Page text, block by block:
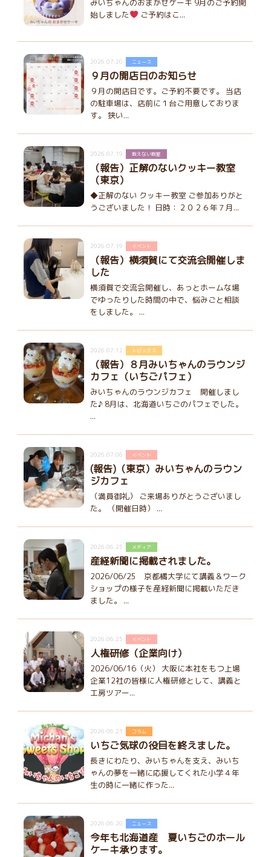
みいちゃんのおまかせケーキ 9月のご予約開
始しました
ご予約はこ...
2026.07.20 ニュース
９月の開店日のお知らせ
９月の開店日です。ご予約不要です。 当店
の駐車場は、店前に１台ご用意しておりま
す。 狭い...
2026.07.19 教えない教室
（報告）正解のないクッキー教室
（東京）
◆正解のない クッキー教室 ご参加ありがと
うございました！ 日時：２０２６年７月...
2026.07.19 イベント
（報告）横須賀にて交流会開催しま
した
横須賀で交流会開催し、あっとホームな場
でゆったりした時間の中で、悩みごと相談
をしました。 ...
2026.07.12 トピックス
（報告）８月みいちゃんのラウンジ
カフェ（いちごパフェ）
みいちゃんのラウンジカフェ 開催しまし
た♪ 8月は、北海道いちごのパフェでした。
...
2026.07.06 イベント
(報告)（東京）みいちゃんのラウン
ジカフェ
（満員御礼） ご来場ありがとうございまし
た。 （開催日時） ...
2026.06.25 メディア
産経新聞に掲載されました。
2026/06/25 京都橘大学にて講義＆ワーク
ショップの様子を産経新聞に掲載いただき
ました。 ...
2026.06.25 イベント
人権研修（企業向け）
2026/06/16（火） 大阪に本社をもつ上場
企業12社の皆様に人権研修として、講義と
工房ツアー...
2026.06.21 コラム
いちご気球の役目を終えました。
長きにわたり、みいちゃんを支え、みいち
ゃんの夢を一緒に応援してくれた小学４年
生の時に一緒に作った...
2026.06.20 ニュース
今年も北海道産 夏いちごのホール
ケーキ承ります。